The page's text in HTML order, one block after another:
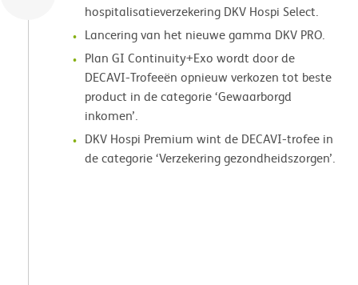
hospitalisatieverzekering DKV Hospi Select.
Lancering van het nieuwe gamma DKV PRO.
Plan GI Continuity+Exo wordt door de
DECAVI-Trofeeën opnieuw verkozen tot beste
product in de categorie ‘Gewaarborgd
inkomen’.
DKV Hospi Premium wint de DECAVI-trofee in
de categorie ‘Verzekering gezondheidszorgen’.